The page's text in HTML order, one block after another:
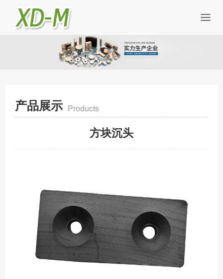
产品展示 Products
方块沉头